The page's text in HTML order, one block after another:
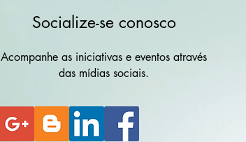
Socialize-se conosco
Acompanhe as iniciativas e eventos através
das mídias sociais.